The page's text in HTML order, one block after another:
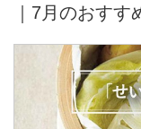
｜7月のおすす